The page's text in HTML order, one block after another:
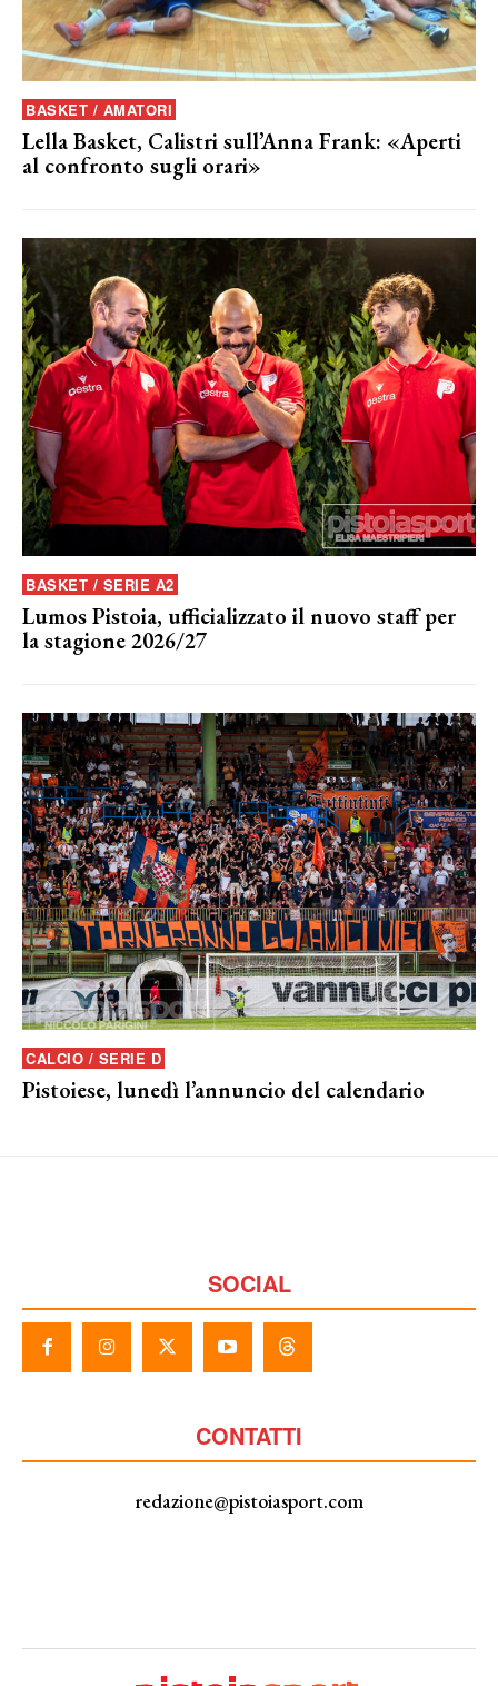
BASKET / AMATORI
Lella Basket, Calistri sull’Anna Frank: «Aperti
al confronto sugli orari»
BASKET / SERIE A2
Lumos Pistoia, ufficializzato il nuovo staff per
la stagione 2026/27
CALCIO / SERIE D
Pistoiese, lunedì l’annuncio del calendario
SOCIAL
CONTATTI
redazione@pistoiasport.com